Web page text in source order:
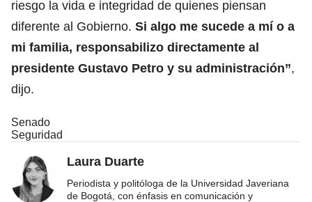
riesgo la vida e integridad de quienes piensan
diferente al Gobierno. Si algo me sucede a mí o a
mi familia, responsabilizo directamente al
presidente Gustavo Petro y su administración”,
dijo.
Senado
Seguridad
Laura Duarte
Periodista y politóloga de la Universidad Javeriana
de Bogotá, con énfasis en comunicación y